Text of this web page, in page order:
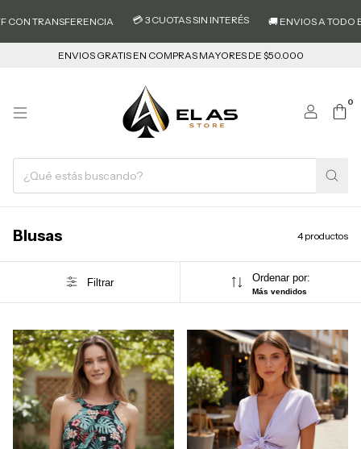
TRANSFERENCIA 💳 3 CUOTAS SIN INTERÉS 🚚 ENVIOS A TODO
ENVIOS GRATIS EN COMPRAS MAYORES DE $50.000
0
Blusas 4 productos
Filtrar Ordenar por:
Más vendidos